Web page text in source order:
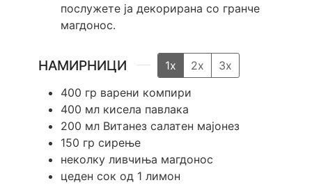
послужете ја декорирана со гранче
магдонос.
НАМИРНИЦИ 1x 2x
3x
400 гр варени компири
400 мл кисела павлака
200 мл Витанез салатен мајонез
150 гр сирење
неколку ливчиња магдонос
цеден сок од 1 лимон